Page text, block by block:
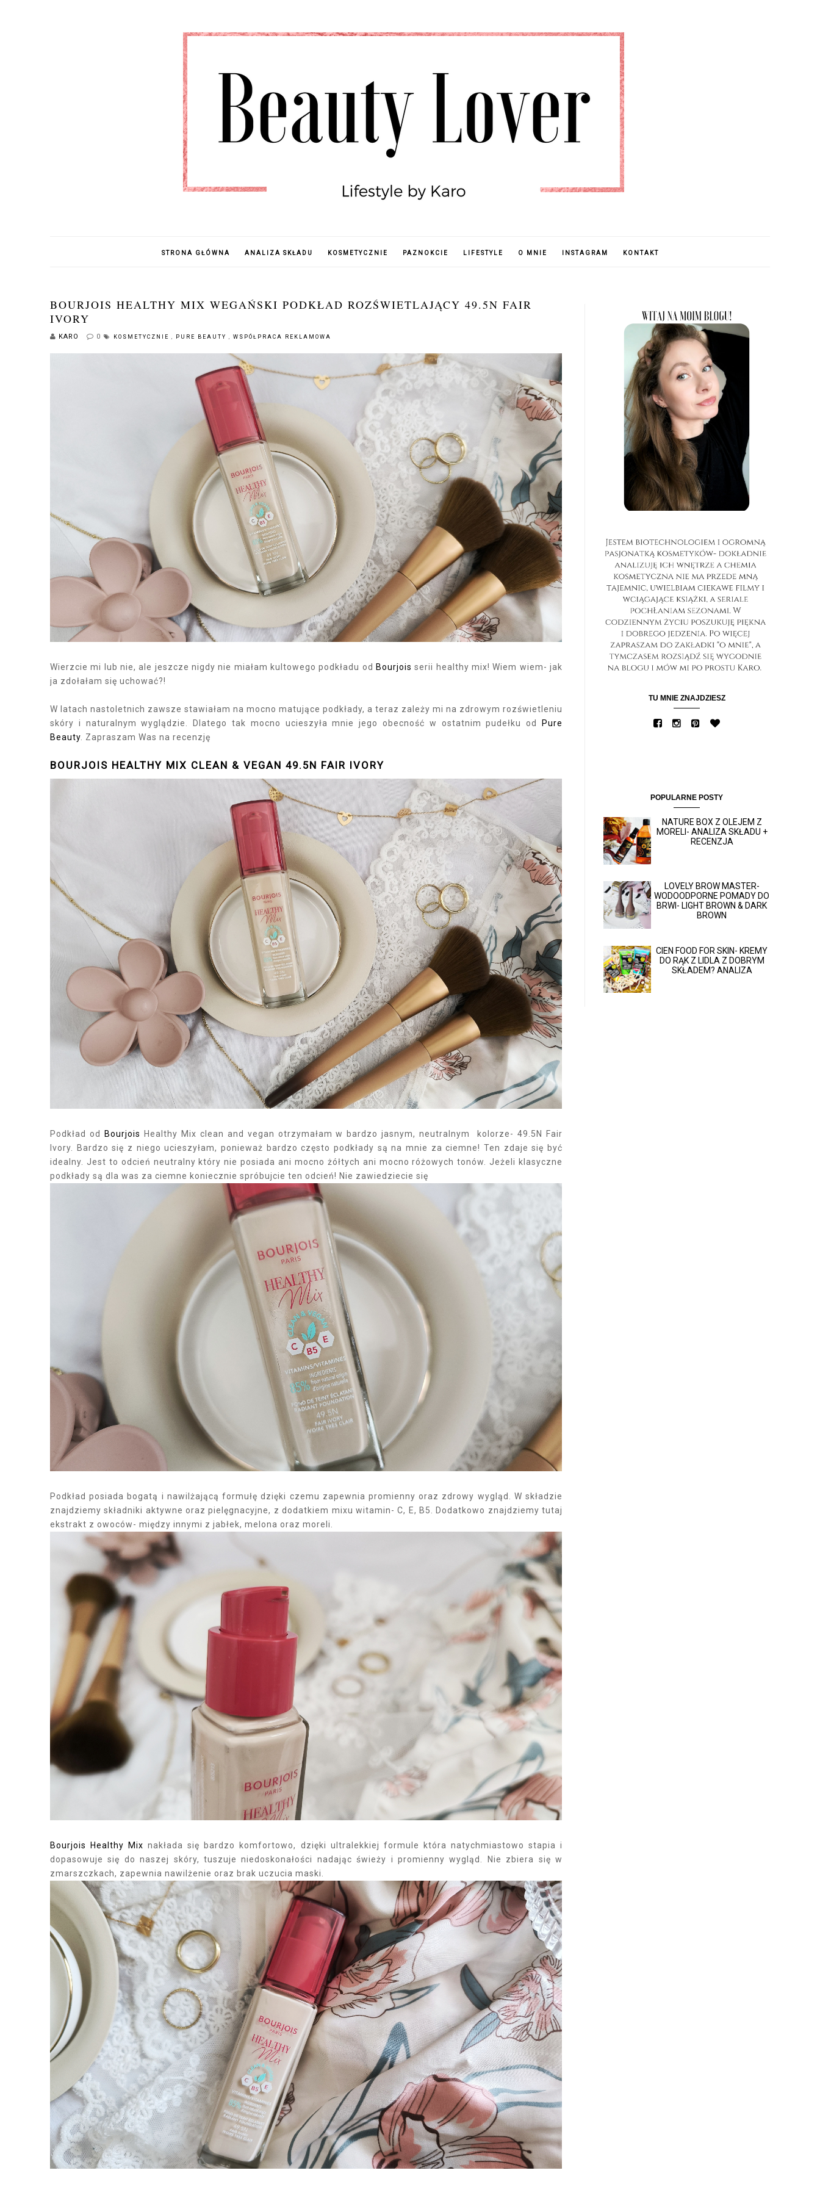
STRONA GŁÓWNA ANALIZA SKŁADU KOSMETYCZNIE PAZNOKCIE LIFESTYLE O MNIE INSTAGRAM KONTAKT
BOURJOIS HEALTHY MIX WEGAŃSKI PODKŁAD ROZŚWIETLAJĄCY 49.5N FAIR
IVORY
KARO 0 KOSMETYCZNIE , PURE BEAUTY , WSPÓŁPRACA REKLAMOWA
Wierzcie mi lub nie, ale jeszcze nigdy nie miałam kultowego podkładu od Bourjois serii healthy mix! Wiem wiem- jak
ja zdołałam się uchować?!
W latach nastoletnich zawsze stawiałam na mocno matujące podkłady, a teraz zależy mi na zdrowym rozświetleniu
skóry i naturalnym wyglądzie. Dlatego tak mocno ucieszyła mnie jego obecność w ostatnim pudełku od Pure
Beauty . Zapraszam Was na recenzję
BOURJOIS HEALTHY MIX CLEAN & VEGAN 49.5N FAIR IVORY
Podkład od Bourjois
Healthy Mix clean and vegan otrzymałam w bardzo jasnym, neutralnym kolorze- 49.5N Fair
Ivory. Bardzo się z niego ucieszyłam, ponieważ bardzo często podkłady są na mnie za ciemne! Ten zdaje się być
idealny. Jest to odcień neutralny który nie posiada ani mocno żółtych ani mocno różowych tonów. Jeżeli klasyczne
podkłady są dla was za ciemne koniecznie spróbujcie ten odcień! Nie zawiedziecie się
Podkład posiada bogatą i nawilżającą formułę dzięki czemu zapewnia promienny oraz zdrowy wygląd. W składzie
znajdziemy składniki aktywne oraz pielęgnacyjne, z dodatkiem mixu witamin- C, E, B5. Dodatkowo znajdziemy tutaj
ekstrakt z owoców- między innymi z jabłek, melona oraz moreli.
Bourjois Healthy Mix nakłada się bardzo komfortowo, dzięki ultralekkiej formule która natychmiastowo stapia i
dopasowuje się do naszej skóry, tuszuje niedoskonałości nadając świeży i promienny wygląd. Nie zbiera się w
zmarszczkach, zapewnia nawilżenie oraz brak uczucia maski.
TU MNIE ZNAJDZIESZ
POPULARNE POSTY
NATURE BOX Z OLEJEM Z
MORELI- ANALIZA SKŁADU +
RECENZJA
LOVELY BROW MASTER-
WODOODPORNE POMADY DO
BRWI- LIGHT BROWN & DARK
BROWN
CIEN FOOD FOR SKIN- KREMY
DO RĄK Z LIDLA Z DOBRYM
SKŁADEM? ANALIZA